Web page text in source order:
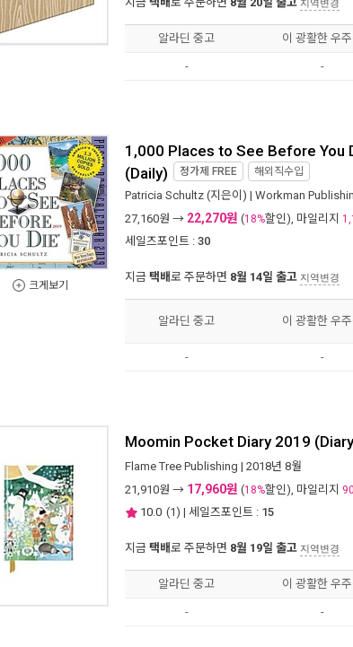
지역변경
알라딘 중고 이 광활한 우
- -
크게보기
1,000 Places to See Before You
(Daily) 정가제 FREE 해외직수입
Patricia Schultz (지은이) | Workman
27,160원 → 22,270원 (18%할인), 마일리지
세일즈포인트 : 30
지금 택배로 주문하면 8월 14일 출고 지역변경
알라딘 중고 이 광활한 우
- -
Moomin Pocket Diary 2019
Flame Tree Publishing | 2018년 8월
21,910원 → 17,960원 (18%할인), 마일리지
10.0 (1) | 세일즈포인트 : 15
지금 택배로 주문하면 8월 19일 출고 지역변경
알라딘 중고 이 광활한 우
- -